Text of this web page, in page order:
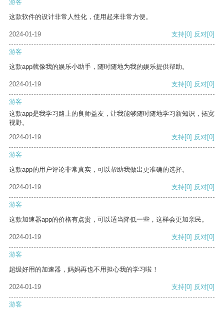
游客
这款软件的设计非常人性化，使用起来非常方便。
2024-01-19 支持[0] 反对[0]
游客
这款app就像我的娱乐小助手，随时随地为我的娱乐提供帮助。
2024-01-19 支持[0] 反对[0]
游客
这款app是我学习路上的良师益友，让我能够随时随地学习新知识，拓宽
视野。
2024-01-19
支持[0] 反对[0]
游客
这款app的用户评论非常真实，可以帮助我做出更准确的选择。
2024-01-19 支持[0] 反对[0]
游客
这款加速器app的价格有点贵，可以适当降低一些，这样会更加亲民。
2024-01-19 支持[0] 反对[0]
游客
超级好用的加速器，妈妈再也不用担心我的学习啦！
2024-01-19 支持[0] 反对[0]
游客